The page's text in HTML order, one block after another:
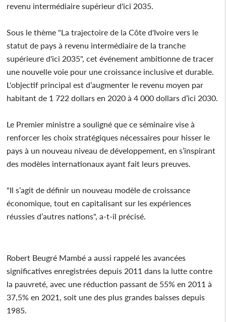
revenu intermédiaire supérieur d'ici 2035.
Sous le thème "La trajectoire de la Côte d'Ivoire vers le
statut de pays à revenu intermédiaire de la tranche
supérieure d'ici 2035", cet événement ambitionne de tracer
une nouvelle voie pour une croissance inclusive et durable.
L'objectif principal est d’augmenter le revenu moyen par
habitant de 1 722 dollars en 2020 à 4 000 dollars d’ici 2030.
Le Premier ministre a souligné que ce séminaire vise à
renforcer les choix stratégiques nécessaires pour hisser le
pays à un nouveau niveau de développement, en s’inspirant
des modèles internationaux ayant fait leurs preuves.
"Il s’agit de définir un nouveau modèle de croissance
économique, tout en capitalisant sur les expériences
réussies d’autres nations", a-t-il précisé.
Robert Beugré Mambé a aussi rappelé les avancées
significatives enregistrées depuis 2011 dans la lutte contre
la pauvreté, avec une réduction passant de 55% en 2011 à
37,5% en 2021, soit une des plus grandes baisses depuis
1985.